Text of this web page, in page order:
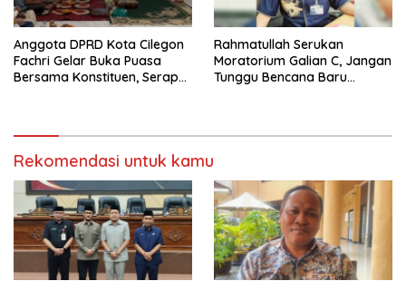
Anggota DPRD Kota Cilegon
Fachri Gelar Buka Puasa
Bersama Konstituen, Serap
Rahmatullah Serukan
Moratorium Galian C, Jangan
Tunggu Bencana Baru
Rekomendasi untuk kamu